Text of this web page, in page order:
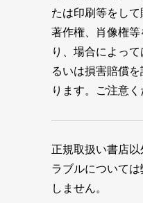
たは印刷等をし
著作権、肖像権
り、場合によっ
るいは損害賠償
ります。ご注意く
正規取扱い書店
ラブルについて
しません。